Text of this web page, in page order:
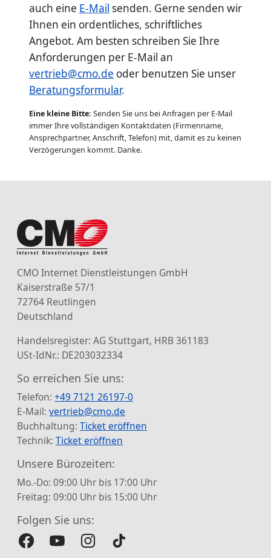
auch eine E-Mail senden. Gerne senden wir
Ihnen ein ordentliches, schriftliches
Angebot. Am besten schreiben Sie Ihre
Anforderungen per E-Mail an
vertrieb@cmo.de oder benutzen Sie unser
Beratungsformular.
Eine kleine Bitte: Senden Sie uns bei Anfragen per E-Mail
immer Ihre vollständigen Kontaktdaten (Firmenname,
Ansprechpartner, Anschrift, Telefon) mit, damit es zu keinen
Verzögerungen kommt. Danke.
CMO Internet Dienstleistungen GmbH
Kaiserstraße 57/1
72764 Reutlingen
Deutschland
Handelsregister: AG Stuttgart, HRB 361183
USt-IdNr.: DE203032334
So erreichen Sie uns:
Telefon: +49 7121 26197-0
E-Mail: vertrieb@cmo.de
Buchhaltung: Ticket eröffnen
Technik: Ticket eröffnen
Unsere Bürozeiten:
Mo.-Do: 09:00 Uhr bis 17:00 Uhr
Freitag: 09:00 Uhr bis 15:00 Uhr
Folgen Sie uns: